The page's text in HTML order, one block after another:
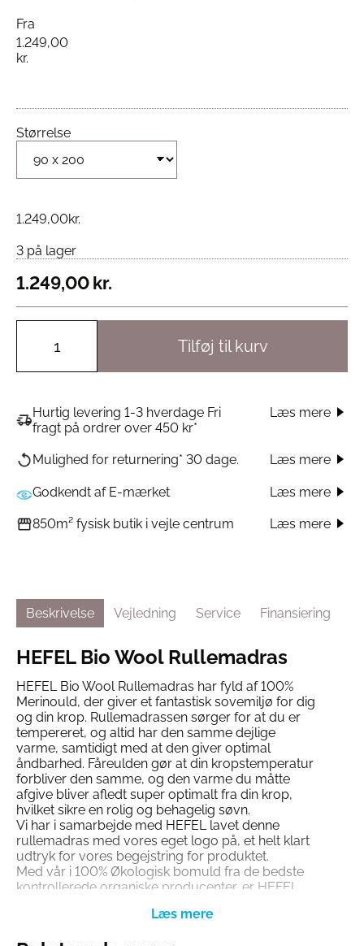
Fra
1.249,00
kr.
Størrelse
1.249,00kr.
3 på lager
1.249,00kr.
Tilføj til kurv
Hurtig levering 1-3 hverdage Fri
fragt på ordrer over 450 kr*
Læs mere
Mulighed for returnering* 30 dage. Læs mere
Godkendt af E-mærket Læs mere
850m² fysisk butik i vejle centrum Læs mere
Beskrivelse Vejledning Service Finansiering
HEFEL Bio Wool Rullemadras
HEFEL Bio Wool Rullemadras har fyld af 100%
Merinould, der giver et fantastisk sovemiljø for dig
og din krop. Rullemadrassen sørger for at du er
tempereret, og altid har den samme dejlige
varme, samtidigt med at den giver optimal
åndbarhed. Fåreulden gør at din kropstemperatur
forbliver den samme, og den varme du måtte
afgive bliver afledt super optimalt fra din krop,
hvilket sikre en rolig og behagelig søvn.
Vi har i samarbejde med HEFEL lavet denne
rullemadras med vores eget logo på, et helt klart
udtryk for vores begejstring for produktet.
Med vår i 100% Økologisk bomuld fra de bedste
kontrollerede organiske producenter, er HEFEL
Rullemadrassen er GOTS certificeret CU 811099